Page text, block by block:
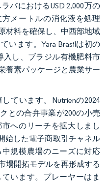
バにおけるUSD 2,000万の
メートルの消化液を処理
材料を確保し、中西部地域
います。Yara Brasilは初の
入し、ブラジル有機肥料市
養素パッケージと農業サー
ています。Nutrienの2024
との合弁事業が200の小売
へのリーチを拡大しまし
始した電子商取引チャネル
規模農場のニーズに対応
場開拓モデルを再形成する
います。プレーヤーはま